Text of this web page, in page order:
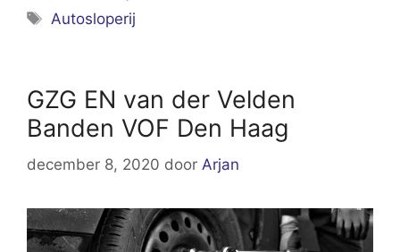
Tags
Autosloperij
GZG EN van der Velden
Banden VOF Den Haag
december 8, 2020 door Arjan